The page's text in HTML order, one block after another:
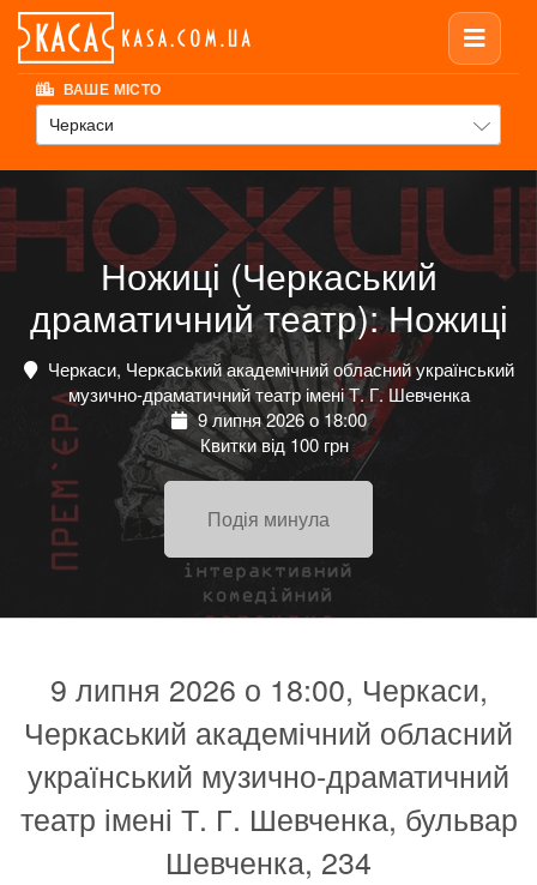
ВАШЕ МІСТО
Черкаси
Ножиці (Черкаський
драматичний театр): Ножиці
Черкаси, Черкаський академічний обласний український
музично-драматичний театр імені Т. Г. Шевченка
9 липня 2026 о 18:00
Квитки від 100 грн
Подія минула
9 липня 2026 о 18:00, Черкаси,
Черкаський академічний обласний
український музично-драматичний
театр імені Т. Г. Шевченка, бульвар
Шевченка, 234